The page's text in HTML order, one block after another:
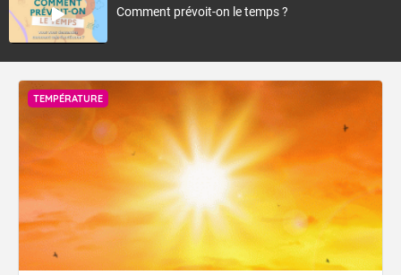
Comment prévoit-on le temps ?
TEMPÉRATURE